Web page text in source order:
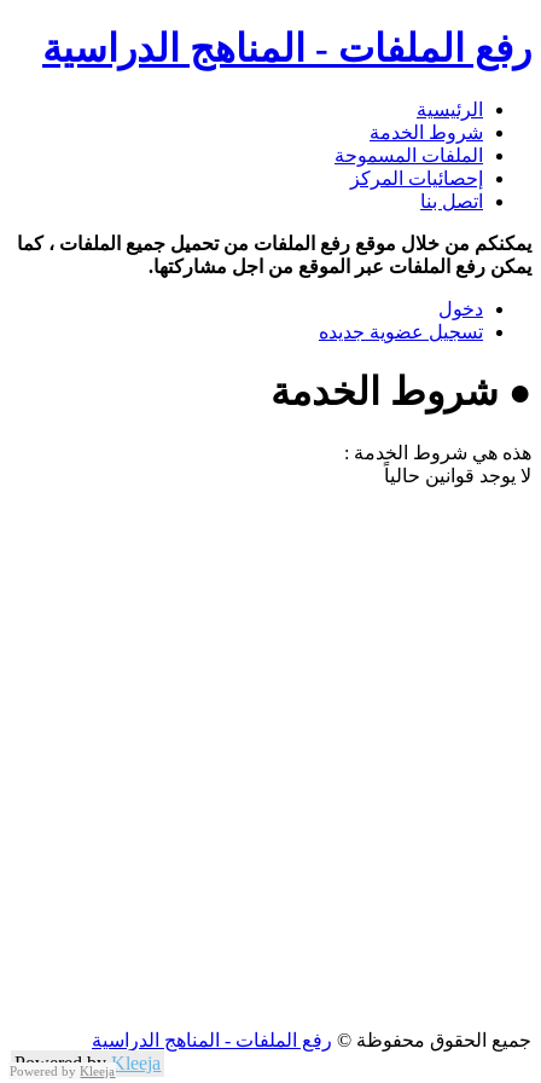
Powered byKleeja
رفع الملفات - المناهج الدراسية
الرئيسية
شروط الخدمة
الملفات المسموحة
إحصائيات المركز
اتصل بنا
يمكنكم من خلال موقع رفع الملفات من تحميل جميع الملفات ، كما
يمكن رفع الملفات عبر الموقع من اجل مشاركتها.
دخول
تسجيل عضوية جديده
● شروط الخدمة
هذه هي شروط الخدمة :
لا يوجد قوانين حالياً
جميع الحقوق محفوظة © رفع الملفات - المناهج الدراسية
Powered byKleeja